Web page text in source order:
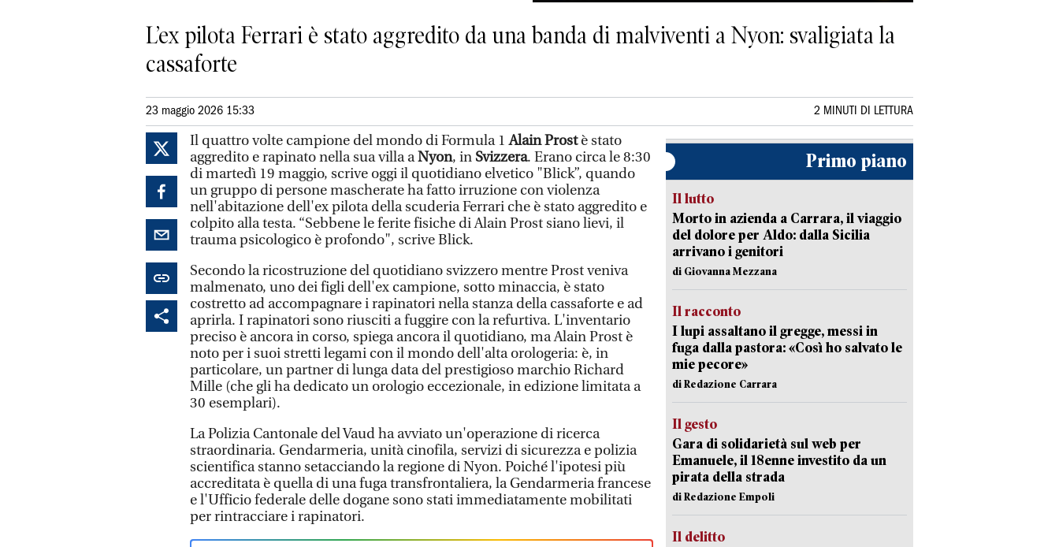
L’ex pilota Ferrari è stato aggredito da una banda di malviventi a Nyon: svaligiata la
cassaforte
23 maggio 2026 15:33 2 MINUTI DI LETTURA
Il quattro volte campione del mondo di Formula 1Alain Prostè stato
aggredito e rapinato nella sua villa aNyon, in Svizzera. Erano circa le 8:30
di martedì 19 maggio, scrive oggi il quotidiano elvetico "Blick”, quando
un gruppo di persone mascherate ha fatto irruzione con violenza
nell'abitazione dell'ex pilota della scuderia Ferrari che è stato aggredito e
colpito alla testa. “Sebbene le ferite fisiche di Alain Prost siano lievi, il
trauma psicologico è profondo", scrive Blick.
Secondo la ricostruzione del quotidiano svizzero mentre Prost veniva
malmenato, uno dei figli dell'ex campione, sotto minaccia, è stato
costretto ad accompagnare i rapinatori nella stanza della cassaforte e ad
aprirla. I rapinatori sono riusciti a fuggire con la refurtiva. L'inventario
preciso è ancora in corso, spiega ancora il quotidiano, ma Alain Prost è
noto per i suoi stretti legami con il mondo dell'alta orologeria: è, in
particolare, un partner di lunga data del prestigioso marchio Richard
Mille (che gli ha dedicato un orologio eccezionale, in edizione limitata a
30 esemplari).
La Polizia Cantonale del Vaud ha avviato un'operazione di ricerca
straordinaria. Gendarmeria, unità cinofila, servizi di sicurezza e polizia
scientifica stanno setacciando la regione di Nyon. Poiché l'ipotesi più
accreditata è quella di una fuga transfrontaliera, la Gendarmeria francese
e l'Ufficio federale delle dogane sono stati immediatamente mobilitati
per rintracciare i rapinatori.
Primo piano
Il lutto
Morto in azienda a Carrara, il viaggio
del dolore per Aldo: dalla Sicilia
arrivano i genitori
di Giovanna Mezzana
Il racconto
I lupi assaltano il gregge, messi in
fuga dalla pastora: «Così ho salvato le
mie pecore»
di Redazione Carrara
Il gesto
Gara di solidarietà sul web per
Emanuele, il 18enne investito da un
pirata della strada
di Redazione Empoli
Il delitto